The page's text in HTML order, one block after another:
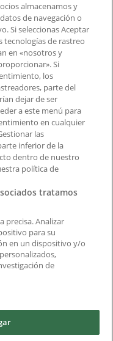
web o en la
almacenamos y
de navegación o
Si seleccionas Aceptar
tecnologías de rastreo
en «nosotros y
Si
los
parte del
dejar de ser
a este menú para
en cualquier
las
inferior de la
dentro de nuestro
política de
tratamos
precisa. Analizar
para su
en un dispositivo y/o
de